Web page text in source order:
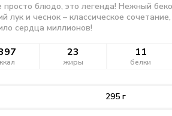
просто блюдо, это легенда! Нежный
лук и чеснок – классическое
сердца миллионов!
ккал
23
жиры
11
белки
295 г